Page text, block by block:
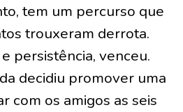
tem um percurso que
trouxeram derrota.
persistência, venceu.
decidiu promover uma
com os amigos as seis